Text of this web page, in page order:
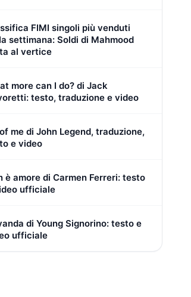
FIMI singoli più venduti
settimana: Soldi di Mahmood
al vertice
more can I do? di Jack
testo, traduzione e video
me di John Legend, traduzione,
e video
è amore di Carmen Ferreri: testo
ufficiale
di Young Signorino: testo e
ufficiale